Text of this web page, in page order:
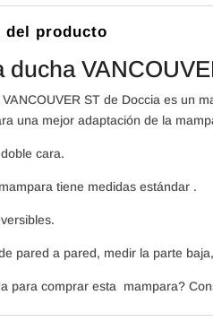
del producto
ducha
ST de Doccia es un
una mejor adaptación de la
cara.
tiene medidas estándar .
pared a pared, medir la parte
para comprar esta mampara?